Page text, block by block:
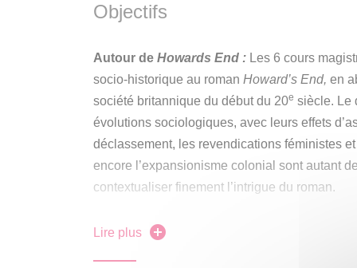
Objectifs
Autour de Howards End : Les 6 cours
socio-historique au roman Howard’s End, en
société britannique du début du 20e siècle. Le
évolutions sociologiques, avec leurs effets
déclassement, les revendications féministes
encore l’expansionisme colonial sont autant
contextualiser finement l’intrigue du roman.
Autour deEthan Frome
ème
Lire plus